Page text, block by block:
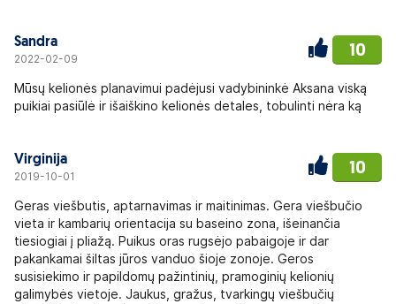
Sandra
2022-02-09 10
Mūsų kelionės planavimui padėjusi vadybininkė Aksana viską
puikiai pasiūlė ir išaiškino kelionės detales, tobulinti nėra ką
Virginija
2019-10-01 10
Geras viešbutis, aptarnavimas ir maitinimas. Gera viešbučio
vieta ir kambarių orientacija su baseino zona, išeinančia
tiesiogiai į pliažą. Puikus oras rugsėjo pabaigoje ir dar
pakankamai šiltas jūros vanduo šioje zonoje. Geros
susisiekimo ir papildomų pažintinių, pramoginių kelionių
galimybės vietoje. Jaukus, gražus, tvarkingų viešbučių